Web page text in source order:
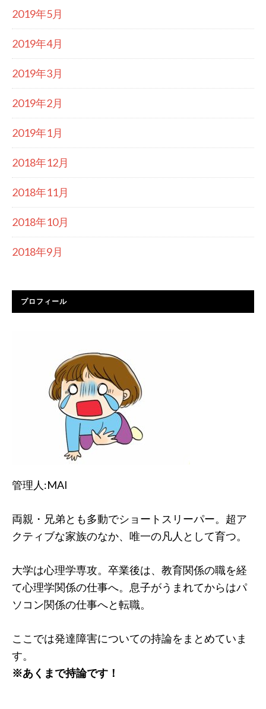
2019年5月
2019年4月
2019年3月
2019年2月
2019年1月
2018年12月
2018年11月
2018年10月
2018年9月
プロフィール
管理人:MAI
両親・兄弟とも多動でショートスリーパー。超ア
クティブな家族のなか、唯一の凡人として育つ。
大学は心理学専攻。卒業後は、教育関係の職を経
て心理学関係の仕事へ。息子がうまれてからはパ
ソコン関係の仕事へと転職。
ここでは発達障害についての持論をまとめていま
す。
※あくまで持論です！